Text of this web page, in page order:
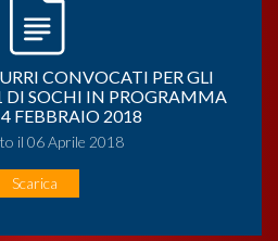
CONVOCATI PER GLI
DI SOCHI IN PROGRAMMA
FEBBRAIO 2018
il 06 Aprile 2018
Scarica